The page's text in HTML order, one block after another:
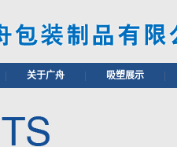
关于广舟 吸塑展示